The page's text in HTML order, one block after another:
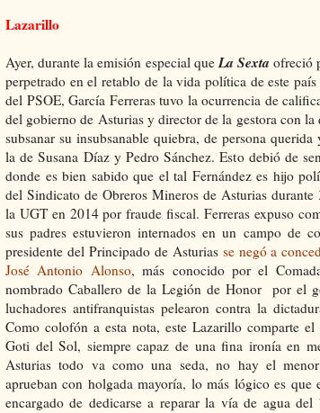
Lazarillo
Ayer, durante la emisión especial queLa Sexta ofreció
perpetrado enel retablo de la vida política de este
del PSOE, García Ferreras tuvo la ocurrencia de
del gobierno de Asturias y director de la gestora con
subsanar su insubsanable quiebra, de persona
la de Susana Díaz y Pedro Sánchez. Esto debió de
donde es bien sabido que el tal Fernández es hijo
del Sindicato de Obreros Mineros de Asturias
la UGT en 2014 por fraude fiscal. Ferreras expuso
sus padres estuvieron internados en un campo de
presidente del Principado de Asturias se negó a
José Antonio Alonso, más conocido por el
nombrado Caballero de la Legión de Honor por el
luchadores antifranquistas pelearon contra la
Como colofón a esta nota, este Lazarillo comparte
Goti del Sol, siempre capaz de una fina ironía en
Asturias todo va como una seda, no hay el
aprueban con holgada mayoría, lo más lógico es que
encargado de dedicarse a reparar la vía de agua